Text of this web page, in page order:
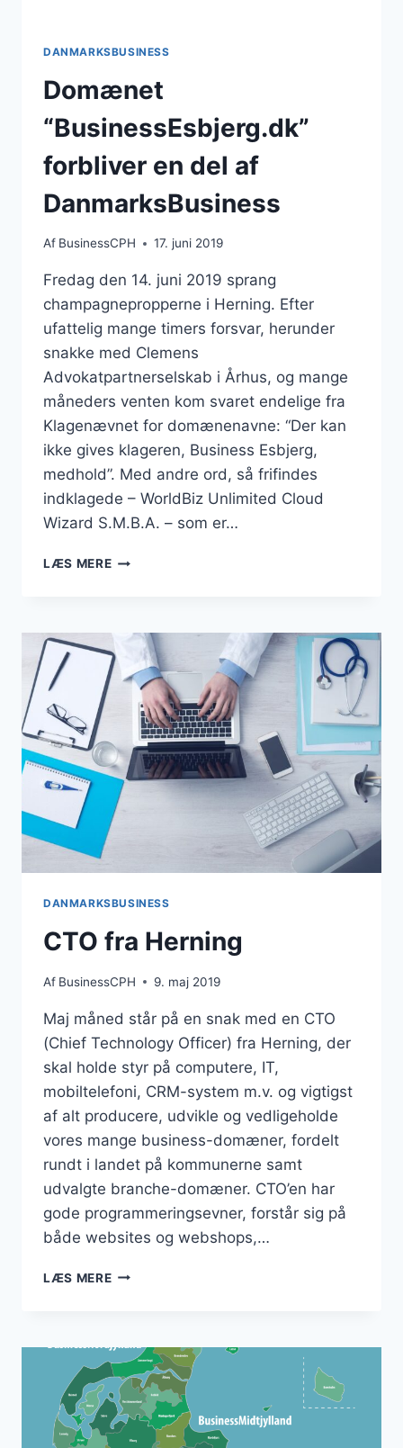
DANMARKSBUSINESS
Domænet
“BusinessEsbjerg.dk”
forbliver en del af
DanmarksBusiness
Af BusinessCPH 17. juni 2019
Fredag den 14. juni 2019 sprang
champagnepropperne i Herning. Efter
ufattelig mange timers forsvar, herunder
snakke med Clemens
Advokatpartnerselskab i Århus, og mange
måneders venten kom svaret endelige fra
Klagenævnet for domænenavne: “Der kan
ikke gives klageren, Business Esbjerg,
medhold”. Med andre ord, så frifindes
indklagede – WorldBiz Unlimited Cloud
Wizard S.M.B.A. – som er…
LÆS MEREDOMÆNET
DEL
AF
DANMARKSBUSINESS
DANMARKSBUSINESS
CTO fra Herning
Af BusinessCPH 9. maj 2019
Maj måned står på en snak med en CTO
(Chief Technology Officer) fra Herning, der
skal holde styr på computere, IT,
mobiltelefoni, CRM-system m.v. og vigtigst
af alt producere, udvikle og vedligeholde
vores mange business-domæner, fordelt
rundt i landet på kommunerne samt
udvalgte branche-domæner. CTO’en har
gode programmeringsevner, forstår sig på
både websites og webshops,…
LÆS MERECTO